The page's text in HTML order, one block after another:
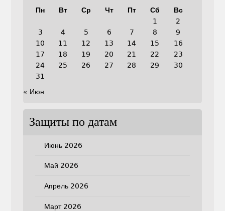
Пн Вт Ср Чт Пт Сб
Вс
1
2
3
4 5 6 7 8
9
10
11 12 13 14 15
16
17
18 19 20 21 22
23
24
25 26 27 28 29
30
31
« Июн
Защиты по датам
Июнь 2026
Май 2026
Апрель 2026
Март 2026